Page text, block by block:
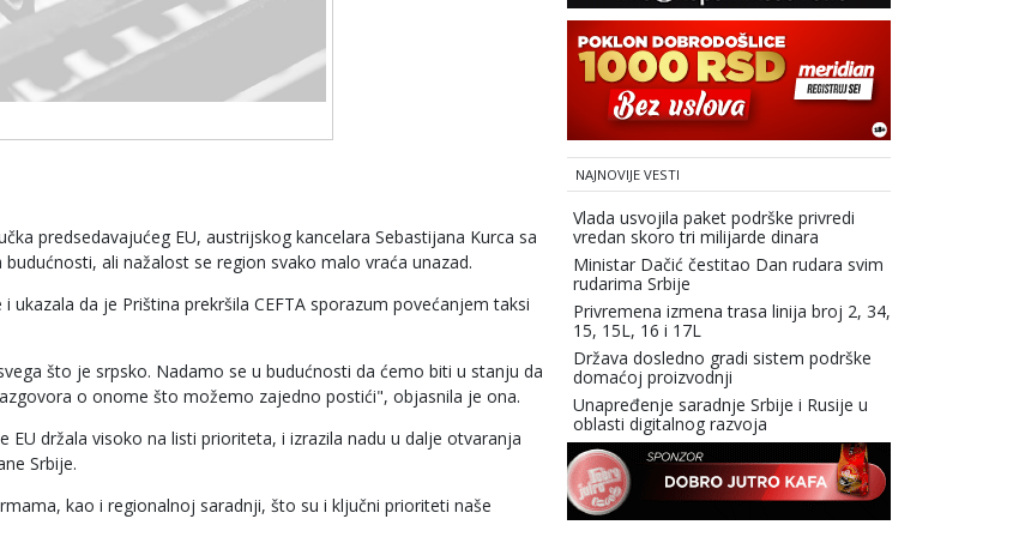
predsedavajućeg EU, austrijskog kancelara Sebastijana Kurca sa
ali nažalost se region svako malo vraća unazad.
da je Priština prekršila CEFTA sporazum povećanjem taksi
što je srpsko. Nadamo se u budućnosti da ćemo biti u stanju da
o onome što možemo zajedno postići", objasnila je ona.
držala visoko na listi prioriteta, i izrazila nadu u dalje otvaranja
Srbije.
kao i regionalnoj saradnji, što su i ključni prioriteti naše
NAJNOVIJE VESTI
Vlada usvojila paket podrške privredi
vredan skoro tri milijarde dinara
Ministar Dačić čestitao Dan rudara svim
rudarima Srbije
Privremena izmena trasa linija broj 2, 34,
15, 15L, 16 i 17L
Država dosledno gradi sistem podrške
domaćoj proizvodnji
Unapređenje saradnje Srbije i Rusije u
oblasti digitalnog razvoja